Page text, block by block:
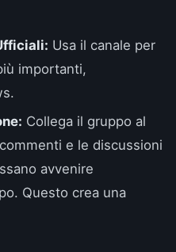
Usa il canale per
importanti,
Collega il gruppo al
e le discussioni
avvenire
Questo crea una